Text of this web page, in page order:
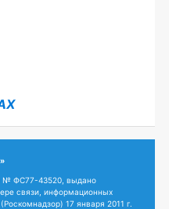
№ ФС77-43520, выдано
связи, информационных
17 января 2011 г.